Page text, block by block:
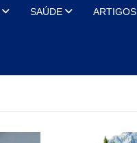
SAÚDE ARTIGOS